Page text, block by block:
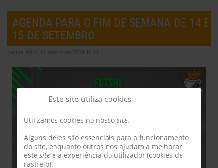
AGENDA PARA O FIM DE SEMANA DE 14 E
15 DE SETEMBRO
quinta-feira, 12 setembro 2024 16:31
Este site utiliza cookies
Utilizamos cookies no nosso site.
Alguns deles são essenciais para o funcionamento
do site, enquanto outros nos ajudam a melhorar
este site e a experiência do utilizador (cookies de
rastreio).